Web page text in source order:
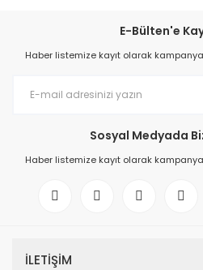
E-Bülten'e
Haber listemize kayıt olarak
Sosyal Medyada
Haber listemize kayıt olarak
İLETİŞİM